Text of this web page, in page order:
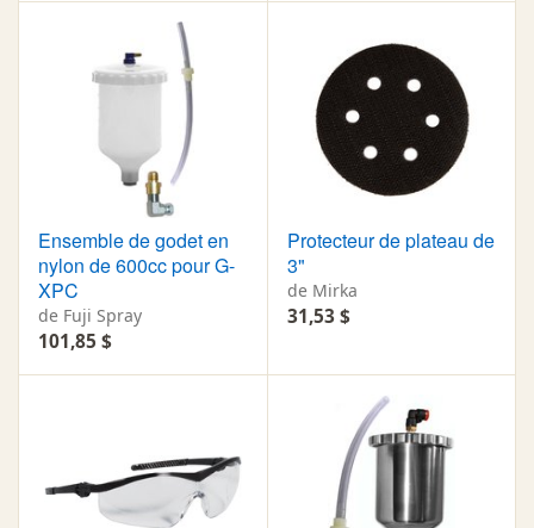
Ensemble de godet en
nylon de 600cc pour G-
XPC
de Fuji Spray
101,85 $
Protecteur de plateau de
3"
de Mirka
31,53 $